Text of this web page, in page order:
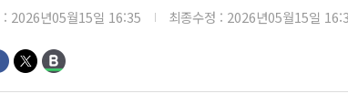
: 2026년05월15일 16:35 최종수정 : 2026년05월15일